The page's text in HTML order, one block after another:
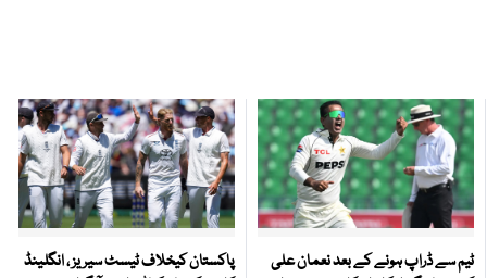
ٹیم سے ڈراپ ہونے کے بعد نعمان علی
پاکستان کیخلاف ٹیسٹ سیریز ، انگلینڈ